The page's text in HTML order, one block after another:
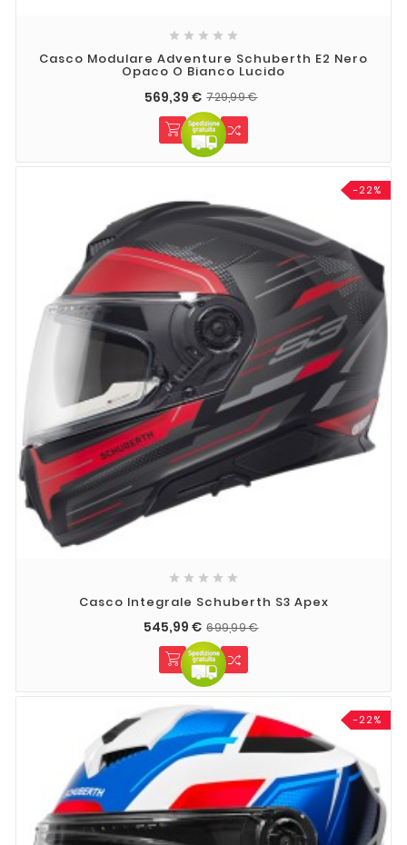
    
Casco Modulare Adventure Schuberth E2 Nero
Opaco O Bianco Lucido
569,39 € 729,99 €
-22%
    
Casco Integrale Schuberth S3 Apex
545,99 € 699,99 €
-22%